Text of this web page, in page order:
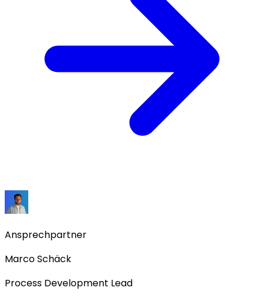
Ansprechpartner
Marco Schäck
Process Development Lead